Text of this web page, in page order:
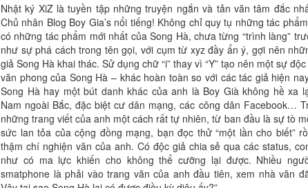
Nhật ký XiZ là tuyền tập những truyện ngắn và tản văn tâm đắc
Chủ nhân Blog Boy Gia’s nổi tiếng! Không chỉ quy tụ những tác
có những tác phẩm mới nhất của Song Hà, chưa từng “trình làng”
như sự phá cách trong tên gọi, với cụm từ xyz đầy ẩn ý, gợi nên
giả Song Hà khai thác. Sử dụng chữ “i” thay vì “Y” tạo nên một sự
văn phong của Song Hà – khác hoàn toàn so với các tác giả hiện
Song Hà hay một bút danh khác của anh là Boy Già không hề xa
Nam ngoài Bắc, đặc biệt cư dân mạng, các công dân Facebook…
những trang viết của anh một cách rất tự nhiên, từ ban đầu là sự tò
sức lan tỏa của cộng đồng mạng, bạn đọc thử “một lần cho biết”
thậm chí nghiện văn của anh. Có độc giả chia sẻ qua các status,
như có ma lực khiến cho không thể cưỡng lại được. Nhiều
smatphone là phải vào trang văn của anh đầu tiên, xem nhà văn